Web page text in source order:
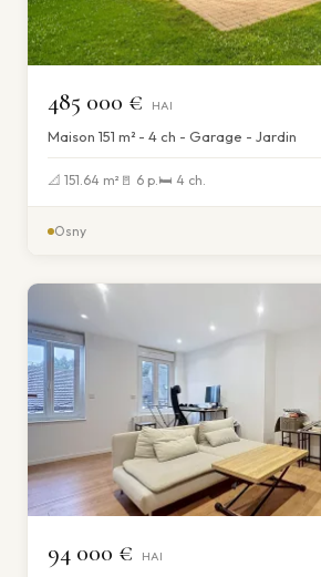
485 000 € HAI
Maison 151 m² - 4 ch - Garage - Jardin
📐 151.64 m² 🚪 6 p.🛏 4 ch.
Osny
94 000 € HAI